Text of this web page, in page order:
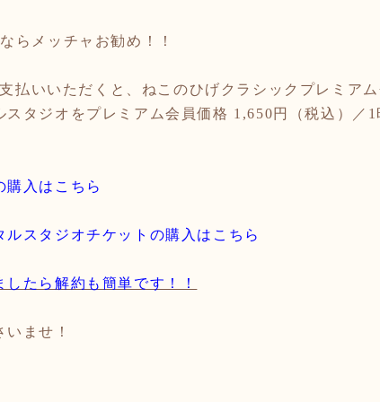
ならメッチャお勧め！！
払いいただくと、ねこのひげクラシックプレミア
タジオをプレミアム会員価格 1,650 円（税込）／ 1
購入はこちら​​​
スタジオチケットの購入はこちら
たら解約も簡単です！！
ませ！